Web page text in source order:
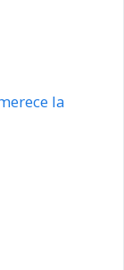
la